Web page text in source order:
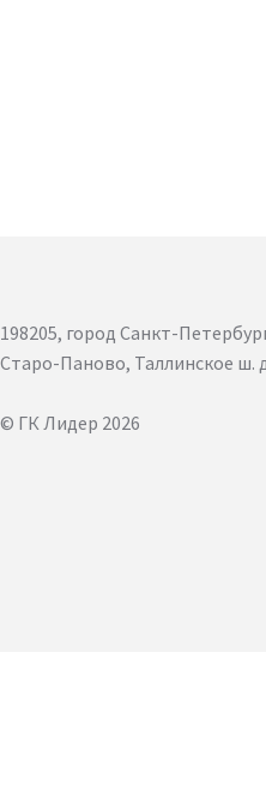
198205, город Санкт-
Старо-Паново, Таллинское ш.
© ГК Лидер 2026